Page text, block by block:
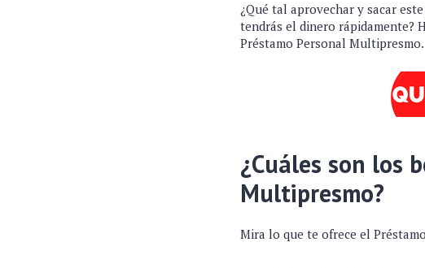
¿Qué tal aprovechar y sacar
tendrás el dinero rápidamente?
Préstamo Personal Multipresmo.
¿Cuáles son los
Multipresmo?
Mira lo que te ofrece el